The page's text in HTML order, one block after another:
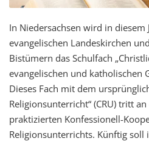
In Niedersachsen wird in
evangelischen Landeskirchen
Bistümern das Schulfach
evangelischen und katholischen
Dieses Fach mit dem
Religionsunterricht“ (CRU) tritt
praktizierten Konfessionell-
Religionsunterrichts. Künftig soll